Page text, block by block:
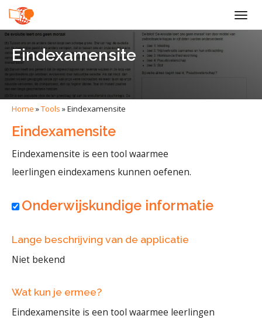
Eindexamensite
Home »Tools »Eindexamensite
Eindexamensite
Eindexamensite is een tool waarmee
leerlingen eindexamens kunnen oefenen.
Onderwijskundige informatie
Lange beschrijving van de applicatie
Niet bekend
Wat kun je ermee?
Eindexamensite is een tool waarmee leerlingen